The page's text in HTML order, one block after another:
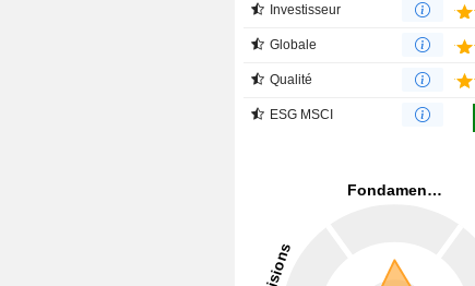
Investisseur
Globale
Qualité
ESG MSCI